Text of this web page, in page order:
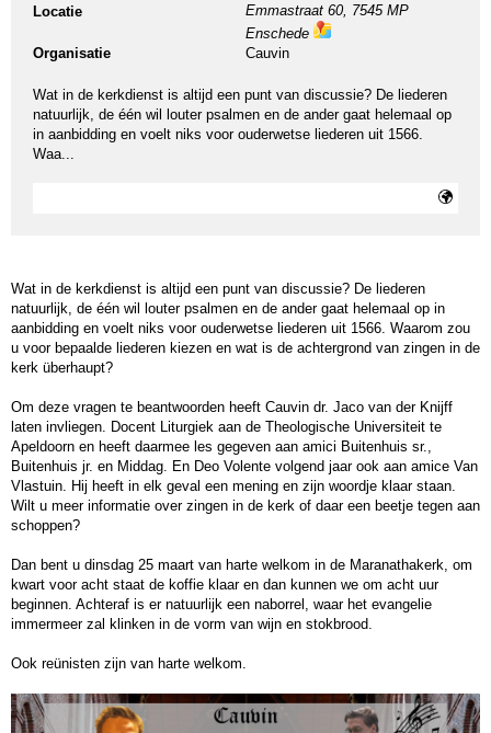
Locatie
Emmastraat 60, 7545 MP
Enschede
Organisatie Cauvin
Wat in de kerkdienst is altijd een punt van discussie? De liederen
natuurlijk, de één wil louter psalmen en de ander gaat helemaal op
in aanbidding en voelt niks voor ouderwetse liederen uit 1566.
Waa...
Wat in de kerkdienst is altijd een punt van discussie? De liederen
natuurlijk, de één wil louter psalmen en de ander gaat helemaal op in
aanbidding en voelt niks voor ouderwetse liederen uit 1566. Waarom zou
u voor bepaalde liederen kiezen en wat is de achtergrond van zingen in de
kerk überhaupt?
Om deze vragen te beantwoorden heeft Cauvin dr. Jaco van der Knijff
laten invliegen. Docent Liturgiek aan de Theologische Universiteit te
Apeldoorn en heeft daarmee les gegeven aan amici Buitenhuis sr.,
Buitenhuis jr. en Middag. En Deo Volente volgend jaar ook aan amice Van
Vlastuin. Hij heeft in elk geval een mening en zijn woordje klaar staan.
Wilt u meer informatie over zingen in de kerk of daar een beetje tegen aan
schoppen?
Dan bent u dinsdag 25 maart van harte welkom in de Maranathakerk, om
kwart voor acht staat de koffie klaar en dan kunnen we om acht uur
beginnen. Achteraf is er natuurlijk een naborrel, waar het evangelie
immermeer zal klinken in de vorm van wijn en stokbrood.
Ook reünisten zijn van harte welkom.